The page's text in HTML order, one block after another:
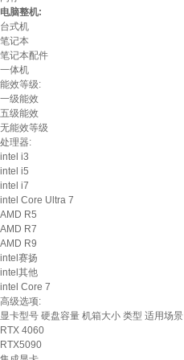
电脑整机:
台式机
笔记本
笔记本配件
一体机
能效等级:
一级能效
五级能效
无能效等级
处理器:
intel i3
intel i5
intel i7
intel Core Ultra 7
AMD R5
AMD R7
AMD R9
intel赛扬
intel其他
intel Core 7
高级选项:
显卡型号 硬盘容量 机箱大小 类型 适用场景
RTX 4060
RTX5090